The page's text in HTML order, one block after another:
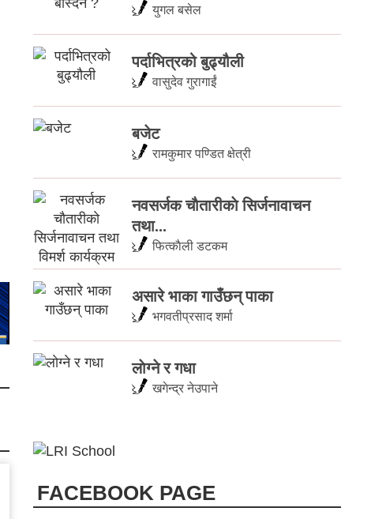
युगल बसेल
पर्दाभित्रको बुढ्यौली
वासुदेव गुरागाईं
बजेट
रामकुमार पण्डित क्षेत्री
नवसर्जक चाैतारीकाे सिर्जनावाचन
तथा...
फित्काैली डटकम
असारे भाका गाउँछन् पाका
भगवतीप्रसाद शर्मा
लाेग्ने र गधा
खगेन्द्र नेउपाने
FACEBOOK PAGE